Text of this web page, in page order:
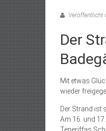
Veröffentlicht
Der
Mit etwas
wieder
Der Strand ist
Am 16. und